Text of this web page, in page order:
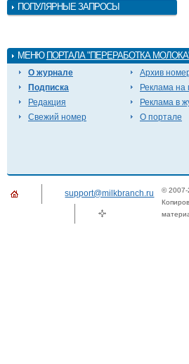
ПОПУЛЯРНЫЕ ЗАПРОСЫ
МЕНЮ ПОРТАЛА "ПЕРЕРАБОТКА
О журнале
Подписка
Редакция
Свежий номер
Архив
Реклама на
Реклама в
О портале
support@milkbranch.ru © 2007-